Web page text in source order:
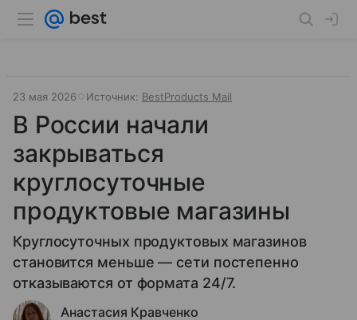
23 мая 2026 Источник: BestProducts Mail
В России начали
закрываться
круглосуточные
продуктовые магазины
Круглосуточных продуктовых магазинов
становится меньше — сети постепенно
отказываются от формата 24/7.
Анастасия Кравченко